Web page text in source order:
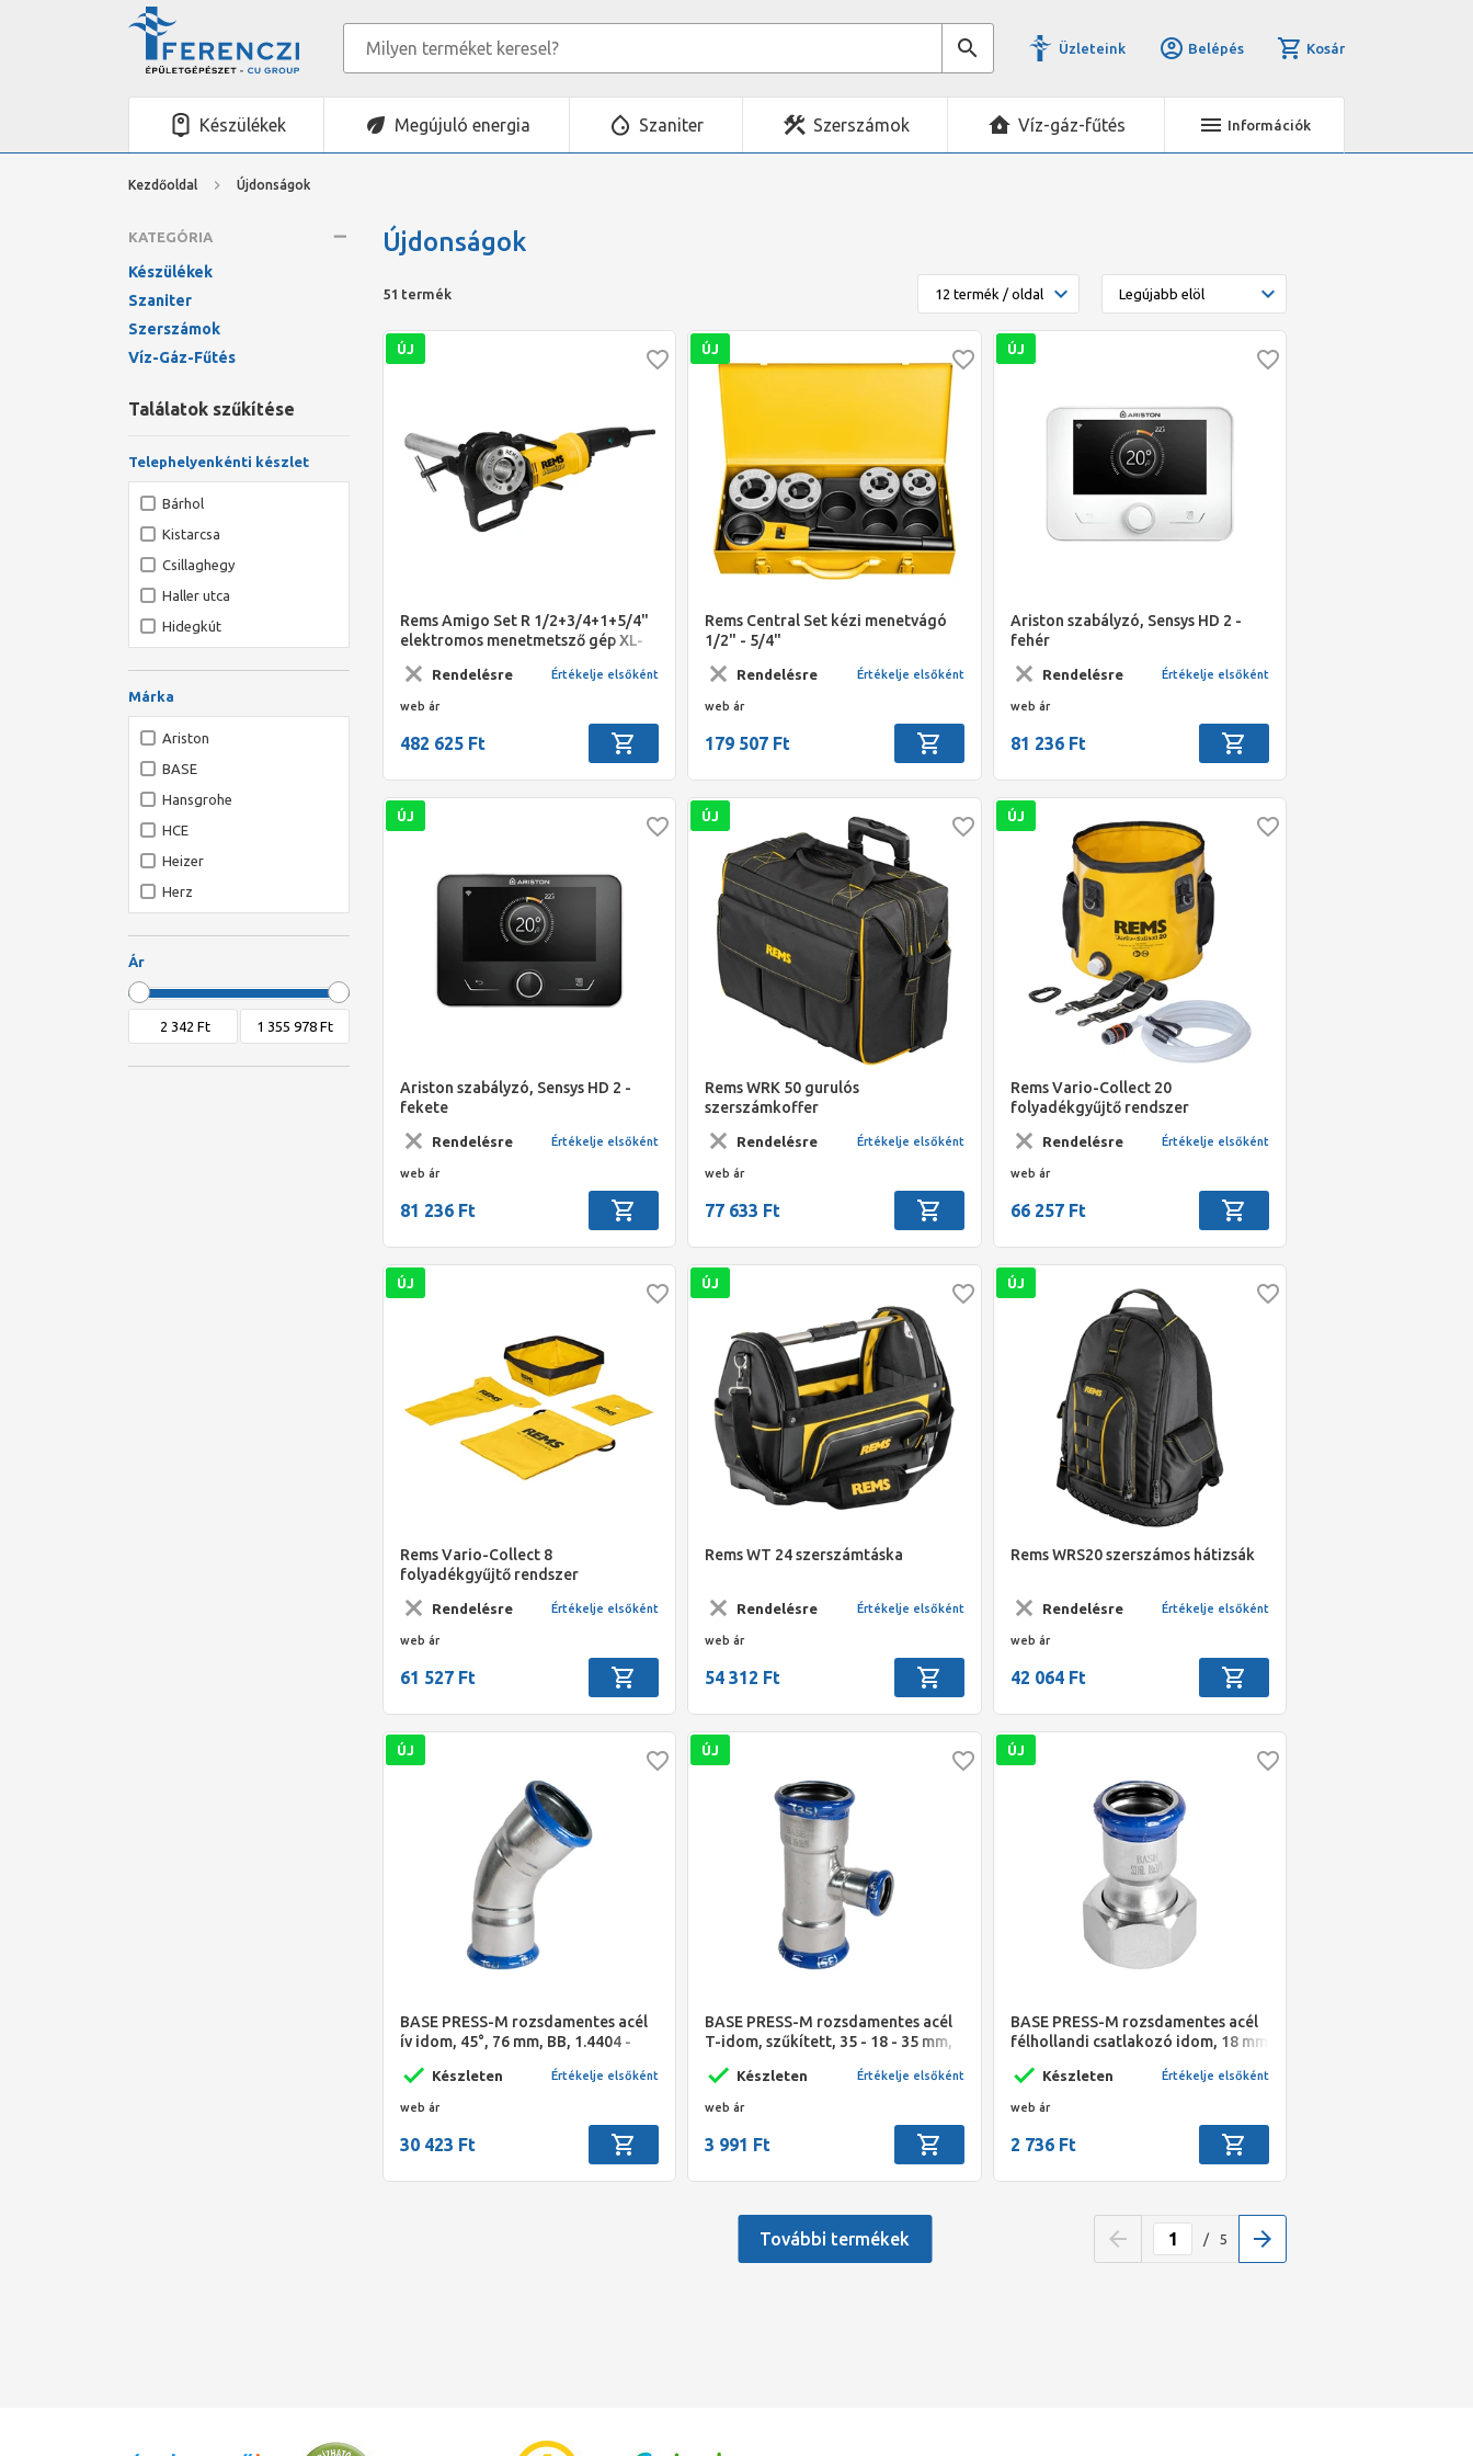
Üzleteink Belépés Kosár
Készülékek Megújuló energia Szaniter Szerszámok Víz-gáz-fűtés Információk
Kezdőoldal Újdonságok
Újdonságok
51 termék
Rems Amigo Set R 1/2+3/4+1+5/4"
elektromos menetmetsző gép XL-
ÚJ
Rendelésre Értékelje elsőként
web ár
482 625 Ft
Rems Central Set kézi menetvágó
1/2" - 5/4"
ÚJ
Rendelésre Értékelje elsőként
web ár
179 507 Ft
Ariston szabályzó, Sensys HD 2 -
fehér
ÚJ
Rendelésre Értékelje elsőként
web ár
81 236 Ft
Ariston szabályzó, Sensys HD 2 -
fekete
ÚJ
Rendelésre Értékelje elsőként
web ár
81 236 Ft
Rems WRK 50 gurulós
szerszámkoffer
ÚJ
Rendelésre Értékelje elsőként
web ár
77 633 Ft
Rems Vario-Collect 20
folyadékgyűjtő rendszer
ÚJ
Rendelésre Értékelje elsőként
web ár
66 257 Ft
Rems Vario-Collect 8
folyadékgyűjtő rendszer
ÚJ
Rendelésre Értékelje elsőként
web ár
61 527 Ft
Rems WT 24 szerszámtáska
ÚJ
Rendelésre Értékelje elsőként
web ár
54 312 Ft
Rems WRS20 szerszámos hátizsák
ÚJ
Rendelésre Értékelje elsőként
web ár
42 064 Ft
BASE PRESS-M rozsdamentes acél
ív idom, 45°, 76 mm, BB, 1.4404 -
ÚJ
Készleten Értékelje elsőként
web ár
30 423 Ft
BASE PRESS-M rozsdamentes acél
T-idom, szűkített, 35 - 18 - 35 mm,
ÚJ
Készleten Értékelje elsőként
web ár
3 991 Ft
BASE PRESS-M rozsdamentes acél
félhollandi csatlakozó idom, 18 mm
ÚJ
Készleten Értékelje elsőként
web ár
2 736 Ft
További termékek / 5
Találatok szűkítése
KATEGÓRIA
Készülékek
Szaniter
Szerszámok
Víz-Gáz-Fűtés
Telephelyenkénti készlet
Bárhol
Kistarcsa
Csillaghegy
Haller utca
Hidegkút
Márka
Ariston
BASE
Hansgrohe
HCE
Heizer
Herz
IMI TA
Immergas
Ár